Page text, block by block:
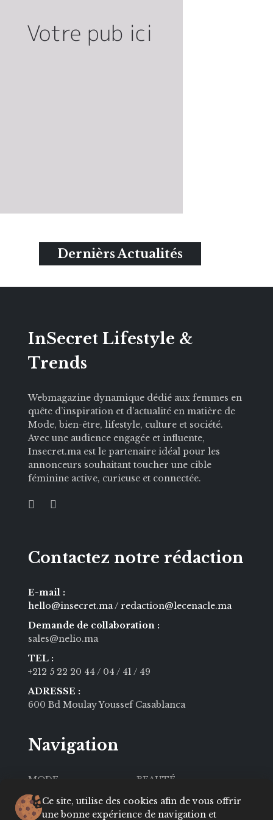
Dernièrs Actualités
Ce site, utilise des cookies afin de vous offrir
une bonne expérience de navigation et
InSecret Lifestyle &
Trends
Webmagazine dynamique dédié aux femmes en
quête d’inspiration et d’actualité en matière de
Mode, bien-être, lifestyle, culture et société.
Avec une audience engagée et influente,
Insecret.ma est le partenaire idéal pour les
annonceurs souhaitant toucher une cible
féminine active, curieuse et connectée.
Contactez notre rédaction
E-mail :
hello@insecret.ma / redaction@lecenacle.ma
Demande de collaboration :
sales@nelio.ma
TEL :
+212 5 22 20 44 / 04 / 41 / 49
ADRESSE :
600 Bd Moulay Youssef Casablanca
Navigation
MODE
BEAUTÉ
SOCIÉTÉ
CULTURE